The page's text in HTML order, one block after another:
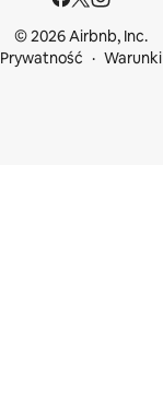
© 2026 Airbnb, Inc.
Prywatność
Warunki